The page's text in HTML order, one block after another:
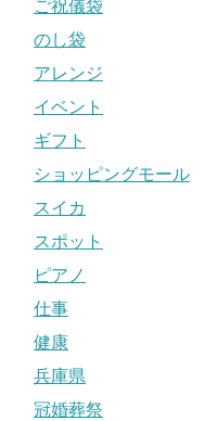
ご祝儀袋
のし袋
アレンジ
イベント
ギフト
ショッピングモール
スイカ
スポット
ピアノ
仕事
健康
兵庫県
冠婚葬祭